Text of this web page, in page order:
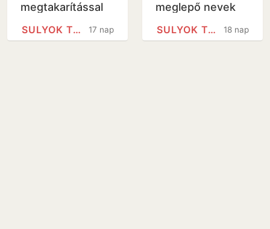
megtakarítással
Sándor-palotából
17 nap
SULYOK TAMÁS
meglepő nevek
mint köztársasági
18 nap
SULYOK TAMÁS